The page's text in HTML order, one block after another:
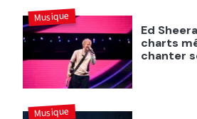
Ed
charts
chanter
Musique
Musique